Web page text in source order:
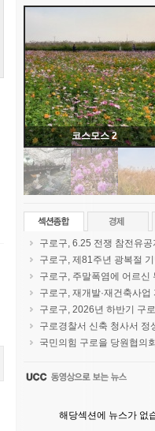
코스모스 2
구로구, 6.25 전쟁 참전유공
구로구, 제81주년 광복절
구로구, 주말폭염에 어르신
구로구, 재개발·재건축사업
구로구, 2026년 하반기 구
구로경찰서 신축 청사서 정
국민의힘 구로을 당원협의
해당섹션에 뉴스가 없